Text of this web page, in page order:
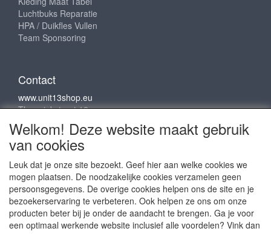
Luchtbuks Reparatie
HPA / Duikfles Vullen
Team Sponsoring
Contact
www.unit13shop.eu
Thermiekstraat 12
6361 HB Nuth
info@unit13shop.eu
Sociale media
Welkom! Deze website maakt gebruik
van cookies
Leuk dat je onze site bezoekt. Geef hier aan welke cookies we
mogen plaatsen. De noodzakelijke cookies verzamelen geen
persoonsgegevens. De overige cookies helpen ons de site en je
bezoekerservaring te verbeteren. Ook helpen ze ons om onze
producten beter bij je onder de aandacht te brengen. Ga je voor
een optimaal werkende website inclusief alle voordelen? Vink dan